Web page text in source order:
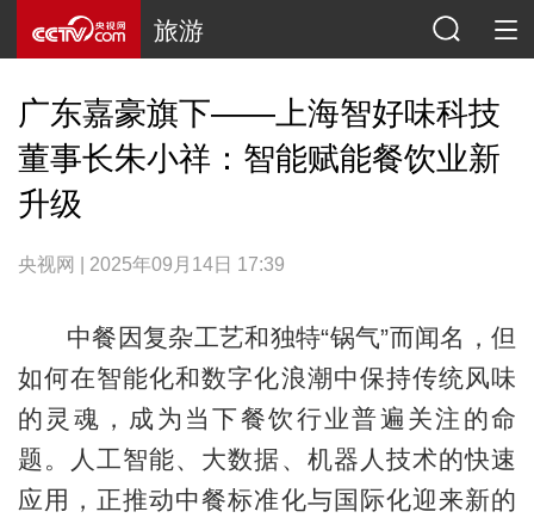
旅游
广东嘉豪旗下——上海智好味科技
董事长朱小祥：智能赋能餐饮业新
升级
央视网 | 2025年09月14日 17:39
中餐因复杂工艺和独特“锅气”而闻名，但
如何在智能化和数字化浪潮中保持传统风味
的灵魂，成为当下餐饮行业普遍关注的命
题。人工智能、大数据、机器人技术的快速
应用，正推动中餐标准化与国际化迎来新的